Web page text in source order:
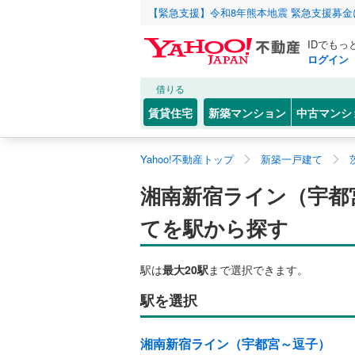
【緊急支援】令和8年熊本地震 緊急支援募
IDでもっ
ログイン
借りる
賃貸住宅 新築マンション 中古マンシ
Yahoo!不動産トップ 新築一戸建て
湘南新宿ライン（宇
てを駅から探す
駅は最大20駅 まで選択できます。
駅を選択
湘南新宿ライン（宇都宮～逗子）